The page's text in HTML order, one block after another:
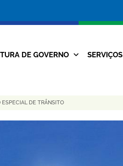
da
Prefeitura
Navegação
DE GOVERNO SERVIÇOS
ESPECIAL DE TRÂNSITO